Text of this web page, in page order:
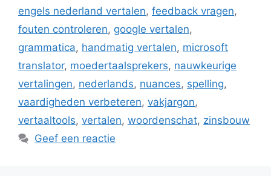
engels nederland vertalen, feedback vragen,
fouten controleren, google vertalen,
grammatica, handmatig vertalen, microsoft
translator, moedertaalsprekers, nauwkeurige
vertalingen, nederlands, nuances, spelling,
vaardigheden verbeteren, vakjargon,
vertaaltools, vertalen, woordenschat, zinsbouw
Geef een reactie